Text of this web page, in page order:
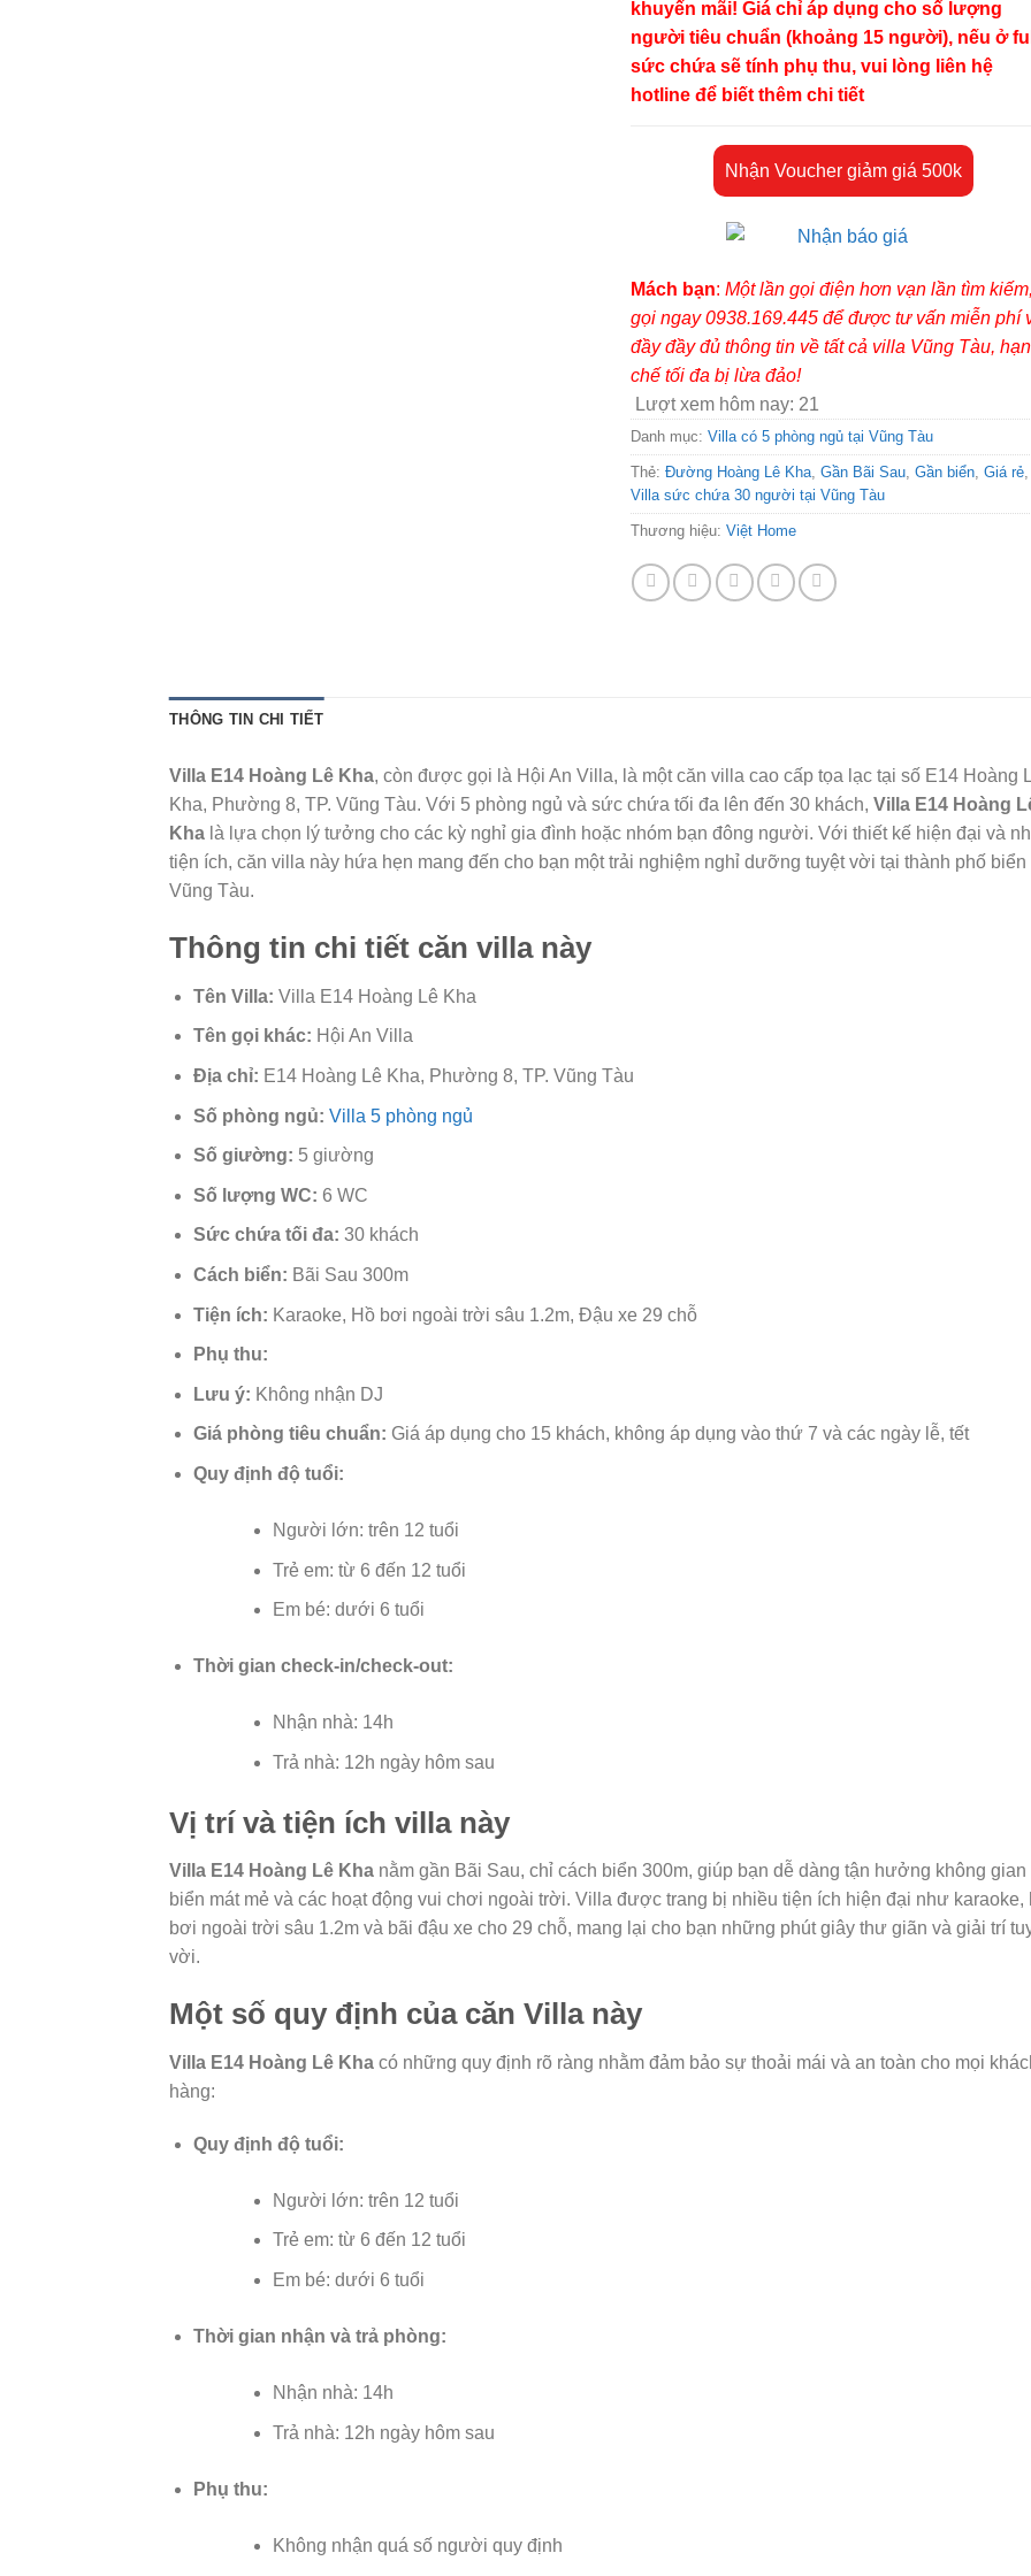
khuyến mãi! Giá chỉ áp dụng cho số lượng
người tiêu chuẩn (khoảng 15 người), nếu ở full
sức chứa sẽ tính phụ thu, vui lòng liên hệ
hotline để biết thêm chi tiết
Nhận Voucher giảm giá 500k
Mách bạn: Một lần gọi điện hơn vạn lần tìm kiếm,
gọi ngay 0938.169.445 để được tư vấn miễn phí
đầy đầy đủ thông tin về tất cả villa Vũng Tàu, hạn
chế tối đa bị lừa đảo!
Lượt xem hôm nay: 21
Danh mục: Villa có 5 phòng ngủ tại Vũng Tàu
Thẻ: Đường Hoàng Lê Kha, Gần Bãi Sau, Gần biển, Giá rẻ,
Villa sức chứa 30 người tại Vũng Tàu
Thương hiệu: Việt Home
THÔNG TIN CHI TIẾT
Villa E14 Hoàng Lê Kha, còn được gọi là Hội An Villa, là một căn villa cao cấp tọa lạc tại số E14 Hoàng
Kha, Phường 8, TP. Vũng Tàu. Với 5 phòng ngủ và sức chứa tối đa lên đến 30 khách, Villa E14 Hoàng
Kha là lựa chọn lý tưởng cho các kỳ nghỉ gia đình hoặc nhóm bạn đông người. Với thiết kế hiện đại và
tiện ích, căn villa này hứa hẹn mang đến cho bạn một trải nghiệm nghỉ dưỡng tuyệt vời tại thành phố biển
Vũng Tàu.
Thông tin chi tiết căn villa này
Tên Villa: Villa E14 Hoàng Lê Kha
Tên gọi khác: Hội An Villa
Địa chỉ: E14 Hoàng Lê Kha, Phường 8, TP. Vũng Tàu
Số phòng ngủ: Villa 5 phòng ngủ
Số giường: 5 giường
Số lượng WC: 6 WC
Sức chứa tối đa: 30 khách
Cách biển: Bãi Sau 300m
Tiện ích: Karaoke, Hồ bơi ngoài trời sâu 1.2m, Đậu xe 29 chỗ
Phụ thu:
Lưu ý: Không nhận DJ
Giá phòng tiêu chuẩn: Giá áp dụng cho 15 khách, không áp dụng vào thứ 7 và các ngày lễ, tết
Quy định độ tuổi:
Người lớn: trên 12 tuổi
Trẻ em: từ 6 đến 12 tuổi
Em bé: dưới 6 tuổi
Thời gian check-in/check-out:
Nhận nhà: 14h
Trả nhà: 12h ngày hôm sau
Vị trí và tiện ích villa này
Villa E14 Hoàng Lê Kha nằm gần Bãi Sau, chỉ cách biển 300m, giúp bạn dễ dàng tận hưởng không gian
biển mát mẻ và các hoạt động vui chơi ngoài trời. Villa được trang bị nhiều tiện ích hiện đại như karaoke,
bơi ngoài trời sâu 1.2m và bãi đậu xe cho 29 chỗ, mang lại cho bạn những phút giây thư giãn và giải trí
vời.
Một số quy định của căn Villa này
Villa E14 Hoàng Lê Kha có những quy định rõ ràng nhằm đảm bảo sự thoải mái và an toàn cho mọi
hàng:
Quy định độ tuổi:
Người lớn: trên 12 tuổi
Trẻ em: từ 6 đến 12 tuổi
Em bé: dưới 6 tuổi
Thời gian nhận và trả phòng:
Nhận nhà: 14h
Trả nhà: 12h ngày hôm sau
Phụ thu:
Không nhận quá số người quy định